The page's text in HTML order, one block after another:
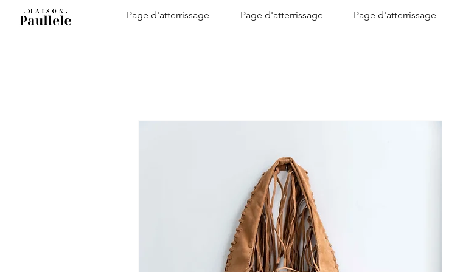
Page d'atterrissage Page d'atterrissage Page d'atterrissage